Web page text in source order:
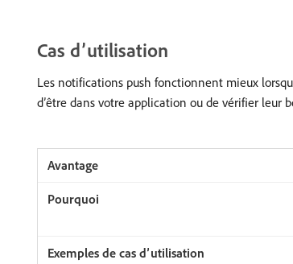
Cas d’utilisation
Les notifications push fonctionnent mieux
d’être dans votre application ou de vérifier leur